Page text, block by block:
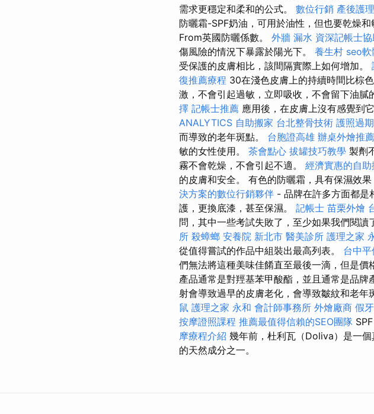
需求更穩定和柔和的公式。 數位行銷 產後護理
防曬霜-SPF奶油，可用於油性，但也要乾燥和
From英國防曬係數。 外牆 漏水 資深記帳士
傷風險的情況下暴露於陽光下。 養生村 seo軟
受保護的皮膚相比，該間隔實際上如何增加。
復推薦療程 30在淺色皮膚上的持續時間比棕
激，不會引起過敏，立即吸收，不會留下油膩
擇 記帳士推薦 應用後，在皮膚上沒有感覺到
ANALYTICS 自助搬家 台北整骨技術 護照過期
而導致的老年斑點。 台胞證高雄 辦桌外燴推薦
敏的女性使用。 茶會點心 拔罐技巧教學 製劑
霧不會乾燥，不會引起不適。 經濟實惠的自
的皮膚和安全。 有色的防曬霜，具有保濕效
決方案的數位行銷夥伴 - 品牌在許多方面都是
護，更換底漆，甚至保濕。 記帳士 苗栗外燴
問，其中一些考試失敗了，至少如果我們閱讀
所 殺蟑螂 安養院 新北市 醫美診所 護理之家
從值得嘗試的作品中組裝出最高列表。 台中
們無法將這種美味佳餚直至最後一滴，但是價
產品通常是對羥基苯甲酸酯，並且通常是品
射會導致過早的皮膚老化，會導致皺紋和老年
鼠 護理之家 永和 會計師事務所 外燴廠商 假
按摩證照課程 推薦最值得信賴的SEO團隊 SPF
摩療程介紹 幾年前，杜利瓦（Doliva）是一
的天然成分之一。